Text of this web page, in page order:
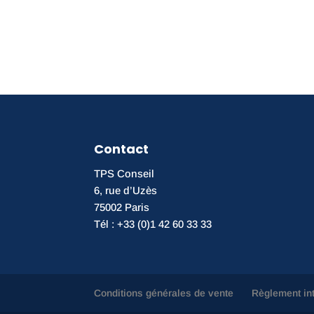
Contact
TPS Conseil
6, rue d’Uzès
75002 Paris
Tél : +33 (0)1 42 60 33 33
Conditions générales de vente Règlement